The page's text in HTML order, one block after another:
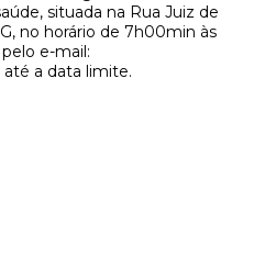
situada na Rua Juiz de
no horário de 7h00min às
e-mail:
até a data limite.